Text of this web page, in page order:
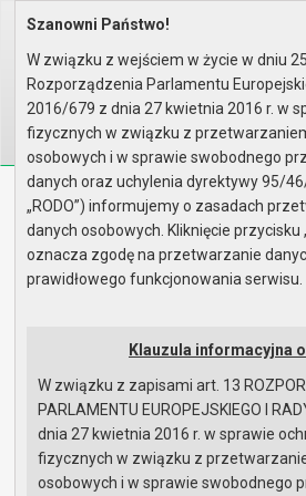
Home Prawo lokalne
A AA
Biuletyn
Urząd Miasta i
Redakcja Instrukcja korzystania
Strona główna
Szanowni Państwo!
W związku z wejściem w życie w dniu
Rozporządzenia Parlamentu
2016/679 z dnia 27 kwietnia 2016 r. w
fizycznych w związku z
osobowych i w sprawie swobodnego
danych oraz uchylenia dyrektywy 95/
„RODO”) informujemy o zasadach
danych osobowych. Kliknięcie przycisku
oznacza zgodę na przetwarzanie
prawidłowego funkcjonowania serwisu.
Klauzula informacyjna
W związku z zapisami art. 13
PARLAMENTU EUROPEJSKIEGO I
dnia 27 kwietnia 2016 r. w sprawie
fizycznych w związku z
osobowych i w sprawie swobodnego